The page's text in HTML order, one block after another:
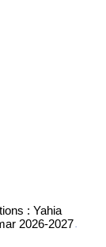
: Yahia
2026-2027 -